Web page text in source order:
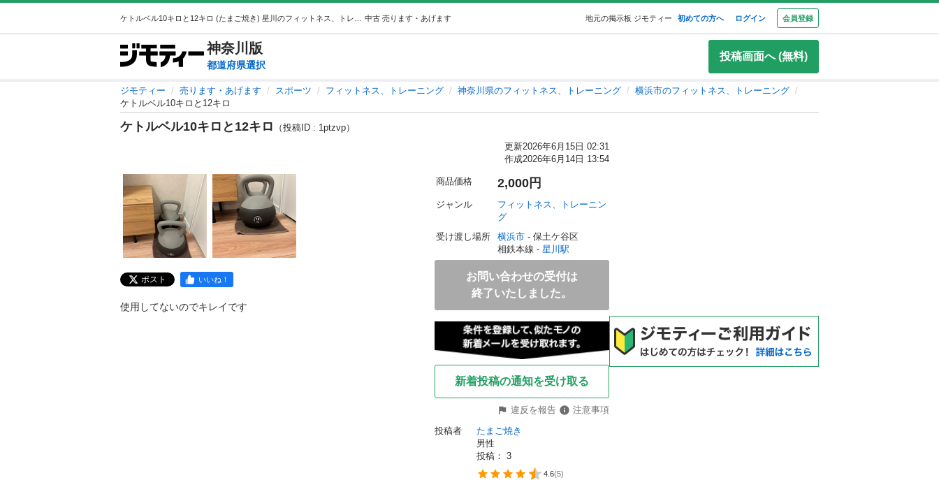
中古 売ります・あげます 地元の掲示板 ジモティー 初めての方へ ログイン 会員登録
神奈川 版
都道府県選択
投稿画面へ (無料)
ジモティー 売ります・あげます スポーツ フィットネス、トレーニング 神奈川県のフィットネス、トレーニング
横浜市のフィットネス、トレーニング
ケトルベル10キロと12キロ
ケトルベル10キロと12キロ
（投稿ID : 1ptzvp）
更新2026年6月15日 02:31
作成2026年6月14日 13:54
ポスト いいね！
使用してないのでキレイです
商品価格 2,000円
ジャンル
フィットネス、トレーニン
グ
受け渡し場所
横浜市 - 保土ケ谷区
相鉄本線 - 星川駅
お問い合わせの受付は
終了いたしました。
新着投稿の通知を受け取る
違反を報告
注意事項
投稿者
たまご焼き
男性
投稿： 3
4.6(5)